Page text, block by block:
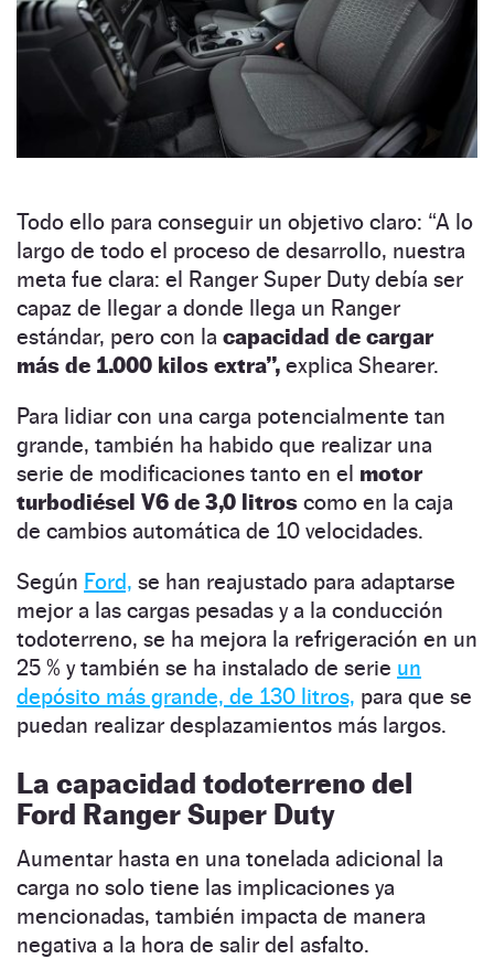
Todo ello para conseguir un objetivo claro: “A lo
largo de todo el proceso de desarrollo, nuestra
meta fue clara: el Ranger Super Duty debía ser
capaz de llegar a donde llega un Ranger
estándar, pero con la capacidad de cargar
más de 1.000 kilos extra”, explica Shearer.
Para lidiar con una carga potencialmente tan
grande, también ha habido que realizar una
serie de modificaciones tanto en el motor
turbodiésel V6 de 3,0 litros como en la caja
de cambios automática de 10 velocidades.
Según Ford, se han reajustado para adaptarse
mejor a las cargas pesadas y a la conducción
todoterreno, se ha mejora la refrigeración en un
25 % y también se ha instalado de serie un
depósito más grande, de 130 litros, para que se
puedan realizar desplazamientos más largos.
La capacidad todoterreno del
Ford Ranger Super Duty
Aumentar hasta en una tonelada adicional la
carga no solo tiene las implicaciones ya
mencionadas, también impacta de manera
negativa a la hora de salir del asfalto.